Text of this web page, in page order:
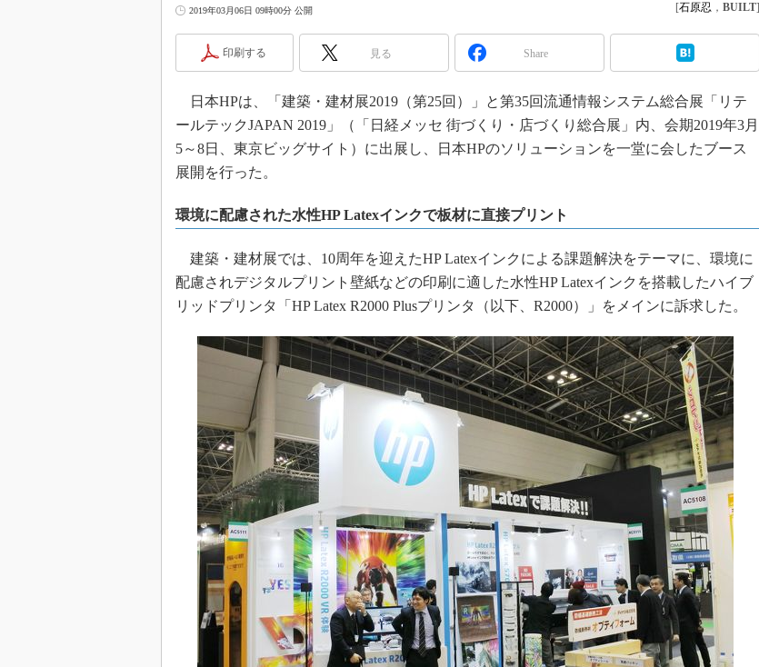
2019年03月06日 09時00分 公開 [石原忍 ， BUILT]
印刷する 見る Share
日本HPは、「建築・建材展2019（第25回）」と第35回流通情報システム総合展「リテ
ールテックJAPAN 2019」（「日経メッセ 街づくり・店づくり総合展」内、会期2019年3月
5～8日、東京ビッグサイト）に出展し、日本HPのソリューションを一堂に会したブース
展開を行った。
環境に配慮された水性HP Latexインクで板材に直接プリント
建築・建材展では、10周年を迎えたHP Latexインクによる課題解決をテーマに、環境に
配慮されデジタルプリント壁紙などの印刷に適した水性HP Latexインクを搭載したハイブ
リッドプリンタ「HP Latex R2000 Plusプリンタ（以下、R2000）」をメインに訴求した。